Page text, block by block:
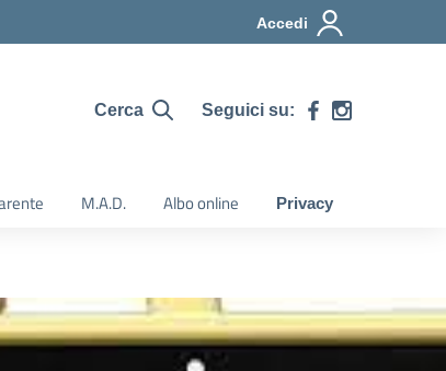
Accedi
Cerca Seguici su:
M.A.D. Albo online Privacy